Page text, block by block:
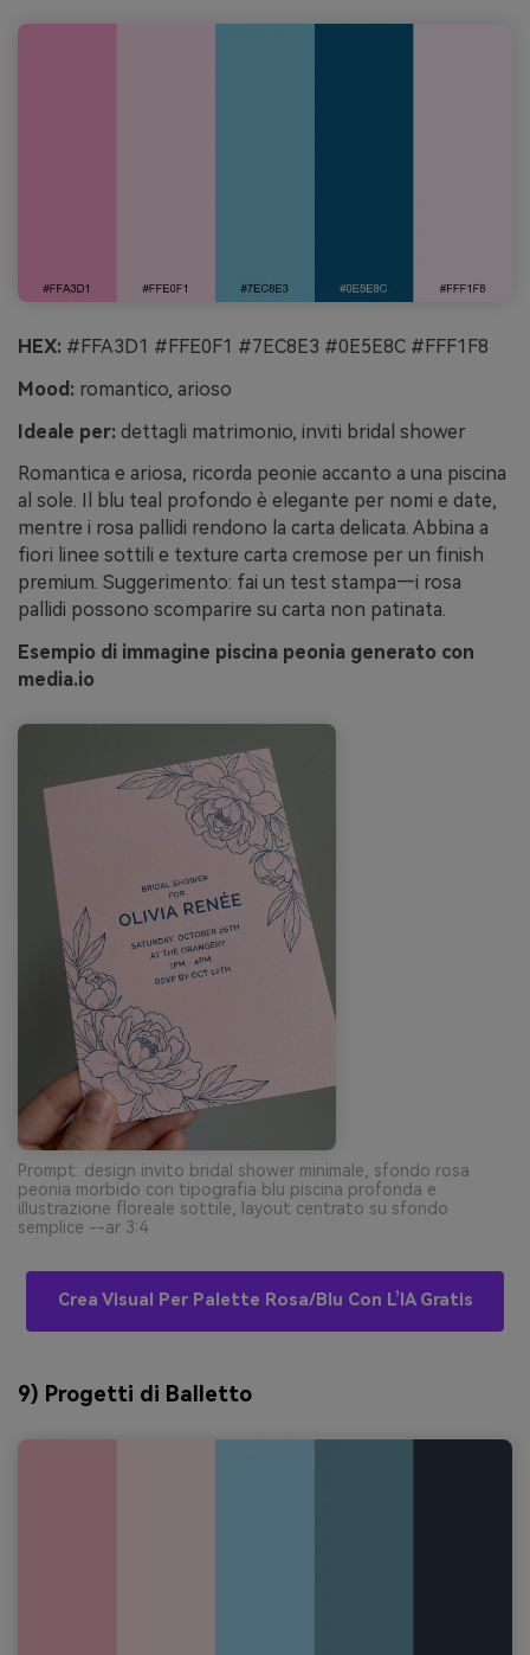
HEX: #FFA3D1 #FFE0F1 #7EC8E3 #0E5E8C #FFF1F8
Mood: romantico, arioso
Ideale per: dettagli matrimonio, inviti bridal shower
Romantica e ariosa, ricorda peonie accanto a una piscina
al sole. Il blu teal profondo è elegante per nomi e date,
mentre i rosa pallidi rendono la carta delicata. Abbina a
fiori linee sottili e texture carta cremose per un finish
premium. Suggerimento: fai un test stampa—i rosa
pallidi possono scomparire su carta non patinata.
Esempio di immagine piscina peonia generato con
media.io
Prompt: design invito bridal shower minimale, sfondo rosa
peonia morbido con tipografia blu piscina profonda e
illustrazione floreale sottile, layout centrato su sfondo
semplice --ar 3:4
Crea Visual Per Palette Rosa/blu Con L’IA Gratis
9) Progetti di Balletto